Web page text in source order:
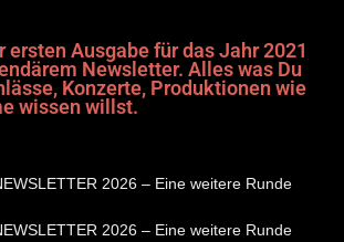
Ausgabe für das Jahr 2021
Newsletter. Alles was Du
Konzerte, Produktionen wie
wissen willst.
2026 – Eine weitere Runde
2026 – Eine weitere Runde